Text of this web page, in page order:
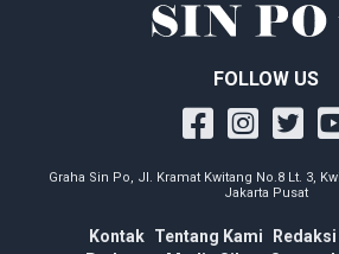
FOLLOW US
Graha Sin Po, Jl. Kramat Kwitang No.8 Lt. 3,
Jakarta Pusat
Kontak Tentang Kami Redaksi